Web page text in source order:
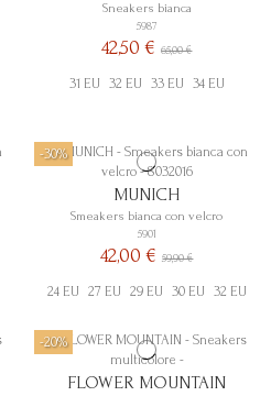
Sneakers bianca
5987
42,50 €65,00 €
31 EU 32 EU 33 EU 34 EU
-30%
Smeakers bianca con velcro
MUNICH
5901
42,00 €59,90 €
24 EU 27 EU 29 EU 30 EU 32 EU
-20%
FLOWER MOUNTAIN